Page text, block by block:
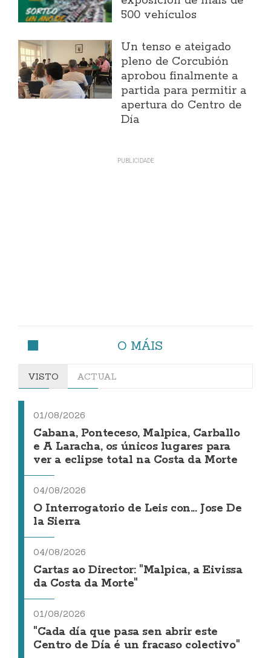
500 vehículos
Un tenso e ateigado
pleno de Corcubión
aprobou finalmente a
partida para permitir a
apertura do Centro de
Día
O MÁIS
VISTO ACTUAL
01/08/2026
Cabana, Ponteceso, Malpica, Carballo
e A Laracha, os únicos lugares para
ver a eclipse total na Costa da Morte
04/08/2026
O Interrogatorio de Leis con... Jose De
la Sierra
04/08/2026
Cartas ao Director: "Malpica, a Eivissa
da Costa da Morte"
01/08/2026
"Cada día que pasa sen abrir este
Centro de Día é un fracaso colectivo"